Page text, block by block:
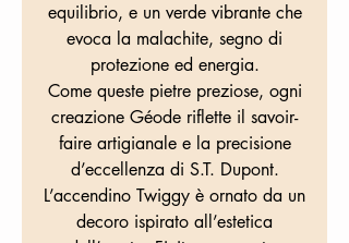
equilibrio, e un verde vibrante che
evoca la malachite, segno di
protezione ed energia.
Come queste pietre preziose, ogni
creazione Géode riflette il savoir-
faire artigianale e la precisione
d’eccellenza di S.T. Dupont.
L’accendino Twiggy è ornato da un
decoro ispirato all’estetica